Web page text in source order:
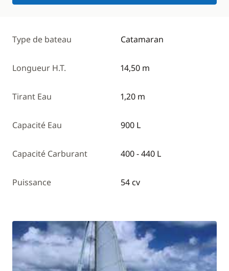
Type de bateau Catamaran
Longueur H.T. 14,50 m
Tirant Eau 1,20 m
Capacité Eau 900 L
Capacité Carburant 400 - 440 L
Puissance 54 cv